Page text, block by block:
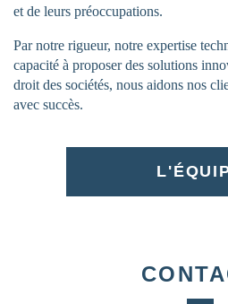
et de leurs préoccupations.
Par notre rigueur, notre expertise
capacité à proposer des solutions
droit des sociétés, nous aidons nos
avec succès.